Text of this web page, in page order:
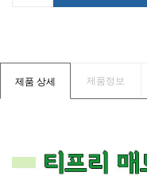
제품 상세 제품정보